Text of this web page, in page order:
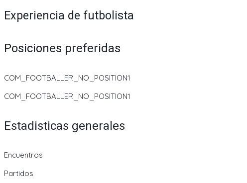
Experiencia de futbolista
Posiciones preferidas
COM_FOOTBALLER_NO_POSITION1
COM_FOOTBALLER_NO_POSITION1
Estadisticas generales
Encuentros
Partidos